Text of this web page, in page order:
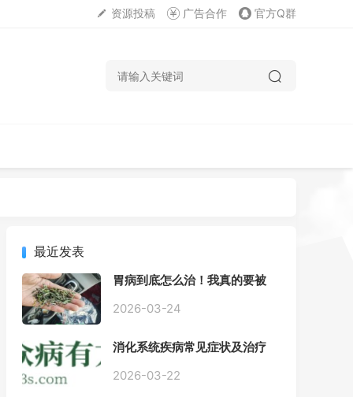
资源投稿 广告合作 官方Q群
最近发表
胃病到底怎么治！我真的要被
2026-03-24
消化系统疾病常见症状及治疗
案
2026-03-22